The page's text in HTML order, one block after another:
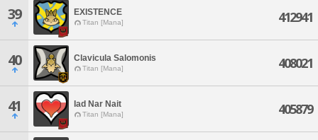
39 EXISTENCE
Titan [Mana] 412941
40 Clavicula Salomonis
Titan [Mana] 408021
41 Iad Nar Nait
Titan [Mana] 405879